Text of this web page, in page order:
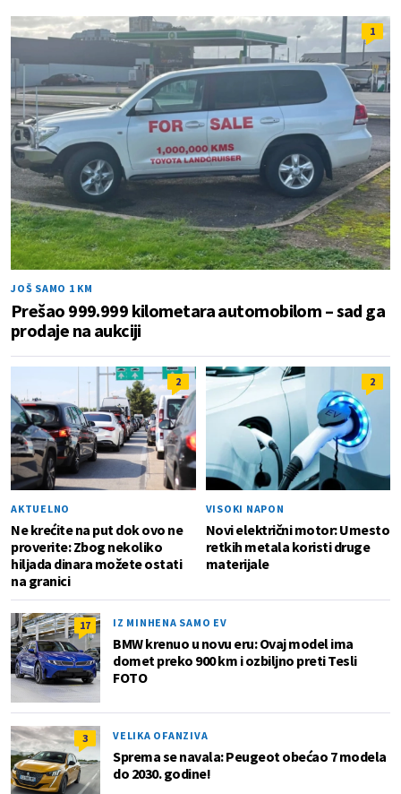
1
JOŠ SAMO 1 KM
Prešao 999.999 kilometara automobilom – sad ga
prodaje na aukciji
2
AKTUELNO
Ne krećite na put dok ovo ne
proverite: Zbog nekoliko
hiljada dinara možete ostati
na granici
2
VISOKI NAPON
Novi električni motor: Umesto
retkih metala koristi druge
materijale
17 IZ MINHENA SAMO EV
BMW krenuo u novu eru: Ovaj model ima
domet preko 900 km i ozbiljno preti Tesli
FOTO
3 VELIKA OFANZIVA
Sprema se navala: Peugeot obećao 7 modela
do 2030. godine!